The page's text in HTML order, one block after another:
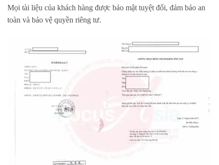
Mọi tài liệu của khách hàng được bảo mật tuyệt đối, đảm bảo an
toàn và bảo vệ quyền riêng tư.